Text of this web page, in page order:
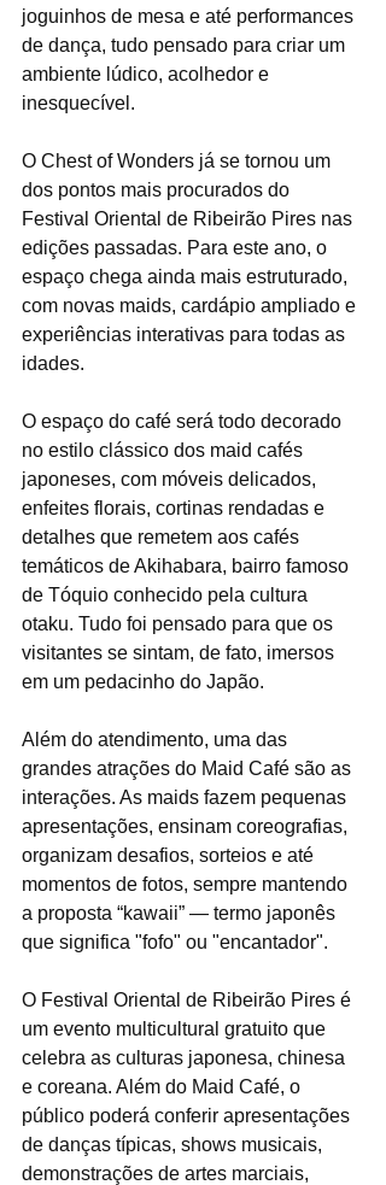
joguinhos de mesa e até performances
de dança, tudo pensado para criar um
ambiente lúdico, acolhedor e
inesquecível.
O Chest of Wonders já se tornou um
dos pontos mais procurados do
Festival Oriental de Ribeirão Pires nas
edições passadas. Para este ano, o
espaço chega ainda mais estruturado,
com novas maids, cardápio ampliado e
experiências interativas para todas as
idades.
O espaço do café será todo decorado
no estilo clássico dos maid cafés
japoneses, com móveis delicados,
enfeites florais, cortinas rendadas e
detalhes que remetem aos cafés
temáticos de Akihabara, bairro famoso
de Tóquio conhecido pela cultura
otaku. Tudo foi pensado para que os
visitantes se sintam, de fato, imersos
em um pedacinho do Japão.
Além do atendimento, uma das
grandes atrações do Maid Café são as
interações. As maids fazem pequenas
apresentações, ensinam coreografias,
organizam desafios, sorteios e até
momentos de fotos, sempre mantendo
a proposta “kawaii” — termo japonês
que significa "fofo" ou "encantador".
O Festival Oriental de Ribeirão Pires é
um evento multicultural gratuito que
celebra as culturas japonesa, chinesa
e coreana. Além do Maid Café, o
público poderá conferir apresentações
de danças típicas, shows musicais,
demonstrações de artes marciais,